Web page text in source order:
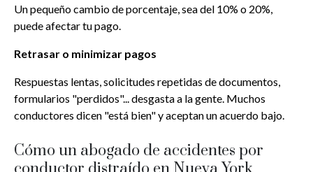
Un pequeño cambio de porcentaje, sea del 10% o 20%,
puede afectar tu pago.
Retrasar o minimizar pagos
Respuestas lentas, solicitudes repetidas de documentos,
formularios "perdidos"... desgasta a la gente. Muchos
conductores dicen "está bien" y aceptan un acuerdo bajo.
Cómo un abogado de accidentes por